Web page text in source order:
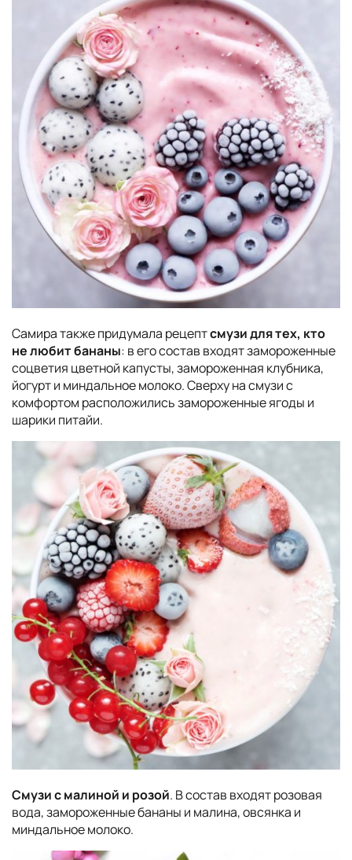
Самира также придумала рецептсмузи для тех, кто
не любит бананы: в его состав входят замороженные
соцветия цветной капусты, замороженная клубника,
йогурт и миндальное молоко. Сверху на смузи с
комфортом расположились замороженные ягоды и
шарики питайи.
Смузи с малиной и розой. В состав входят розовая
вода, замороженные бананы и малина, овсянка и
миндальное молоко.